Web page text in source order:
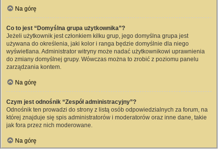
Na górę
Co to jest “Domyślna grupa użytkownika”?
Jeżeli użytkownik jest członkiem kilku grup, jego domyślna grupa jest
używana do określenia, jaki kolor i ranga będzie domyślnie dla niego
wyświetlana. Administrator witryny może nadać użytkownikowi uprawnienia
do zmiany domyślnej grupy. Wówczas można to zrobić z poziomu panelu
zarządzania kontem.
Na górę
Czym jest odnośnik “Zespół administracyjny”?
Odnośnik ten prowadzi do strony z listą osób odpowiedzialnych za forum, na
której znajduje się spis administratorów i moderatorów oraz inne dane, takie
jak fora przez nich moderowane.
Na górę